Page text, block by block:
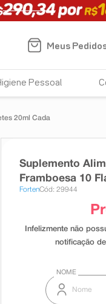
Meus
Pessoal
20ml Cada
Suplemento
Framboesa 10
FortenCód: 29944